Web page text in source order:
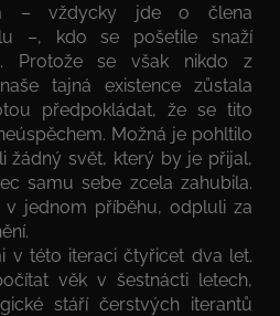
– vždycky jde o člena
–, kdo se pošetile snaží
Protože se však nikdo z
tajná existence zůstala
předpokládat, že se tito
Možná je pohltilo
žádný svět, který by je přijal,
samu sebe zcela zahubila.
v jednom příběhu, odpluli za
v této iteraci čtyřicet dva let.
věk v šestnácti letech,
stáří čerstvých iterantů